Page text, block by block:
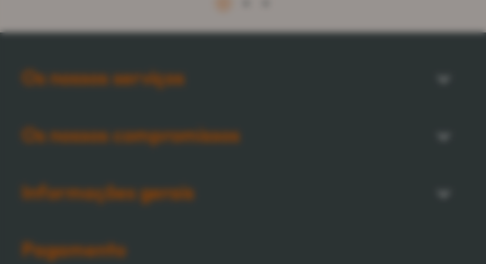
1
Os nossos serviços
Os nossos compromissos
Informações gerais
Pagamento